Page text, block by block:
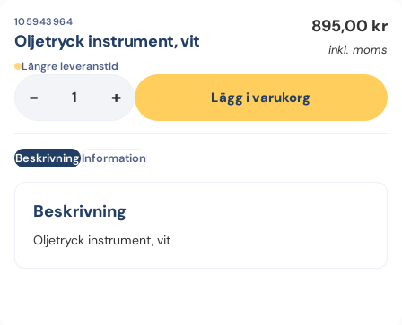
105943964
Oljetryck instrument, vit
895,00 kr
inkl. moms
Längre leveranstid
-
Oljetryck
mängd
+ Lägg i varukorg
BeskrivningInformation
Beskrivning
Oljetryck instrument, vit